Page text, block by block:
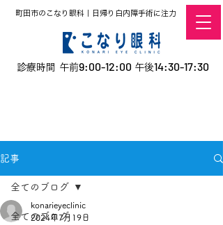
町田市のこなり眼科｜日帰り白内障手術に注力
診療時間 午前9:00-12:00 午後14:30-17:30
記事
全てのブログ
全てのブログ
konarieyeclinic
2024年7月19日